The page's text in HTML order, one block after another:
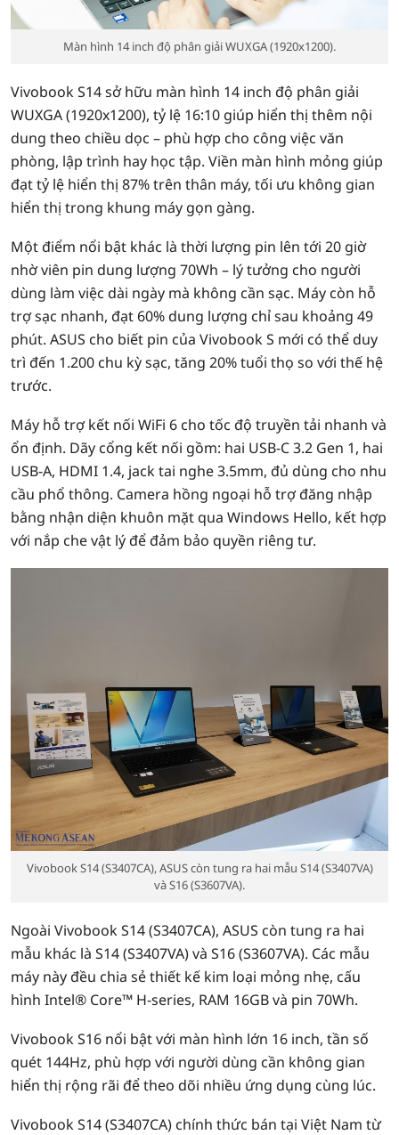
Màn hình 14 inch độ phân giải WUXGA (1920x1200).
Vivobook S14 sở hữu màn hình 14 inch độ phân giải
WUXGA (1920x1200), tỷ lệ 16:10 giúp hiển thị thêm nội
dung theo chiều dọc – phù hợp cho công việc văn
phòng, lập trình hay học tập. Viền màn hình mỏng giúp
đạt tỷ lệ hiển thị 87% trên thân máy, tối ưu không gian
hiển thị trong khung máy gọn gàng.
Một điểm nổi bật khác là thời lượng pin lên tới 20 giờ
nhờ viên pin dung lượng 70Wh – lý tưởng cho người
dùng làm việc dài ngày mà không cần sạc. Máy còn hỗ
trợ sạc nhanh, đạt 60% dung lượng chỉ sau khoảng 49
phút. ASUS cho biết pin của Vivobook S mới có thể duy
trì đến 1.200 chu kỳ sạc, tăng 20% tuổi thọ so với thế hệ
trước.
Máy hỗ trợ kết nối WiFi 6 cho tốc độ truyền tải nhanh và
ổn định. Dãy cổng kết nối gồm: hai USB-C 3.2 Gen 1, hai
USB-A, HDMI 1.4, jack tai nghe 3.5mm, đủ dùng cho nhu
cầu phổ thông. Camera hồng ngoại hỗ trợ đăng nhập
bằng nhận diện khuôn mặt qua Windows Hello, kết hợp
với nắp che vật lý để đảm bảo quyền riêng tư.
Vivobook S14 (S3407CA), ASUS còn tung ra hai mẫu S14 (S3407VA)
và S16 (S3607VA).
Ngoài Vivobook S14 (S3407CA), ASUS còn tung ra hai
mẫu khác là S14 (S3407VA) và S16 (S3607VA). Các mẫu
máy này đều chia sẻ thiết kế kim loại mỏng nhẹ, cấu
hình Intel® Core™ H-series, RAM 16GB và pin 70Wh.
Vivobook S16 nổi bật với màn hình lớn 16 inch, tần số
quét 144Hz, phù hợp với người dùng cần không gian
hiển thị rộng rãi để theo dõi nhiều ứng dụng cùng lúc.
Vivobook S14 (S3407CA) chính thức bán tại Việt Nam từ